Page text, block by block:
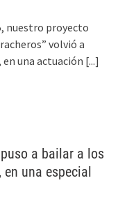
nuestro proyecto
volvió a
una actuación [...]
a bailar a los
una especial